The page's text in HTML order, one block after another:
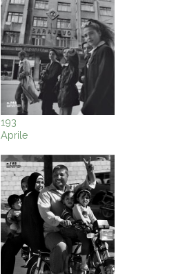
193
Aprile